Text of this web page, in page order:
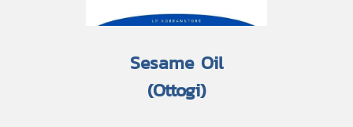
Sesame Oil
(Ottogi)